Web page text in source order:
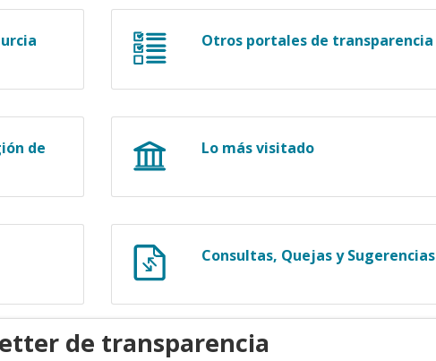
Otros portales de transparencia
de
Lo más visitado
Consultas, Quejas y Sugerencias
de transparencia